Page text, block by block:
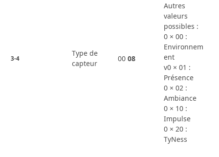
3-4
Type de
capteur
0008
Autres
valeurs
possibles :
0 × 00 :
Environnem
ent
v0 × 01 :
Présence
0 × 02 :
Ambiance
0 × 10 :
Impulse
0 × 20 :
TyNess